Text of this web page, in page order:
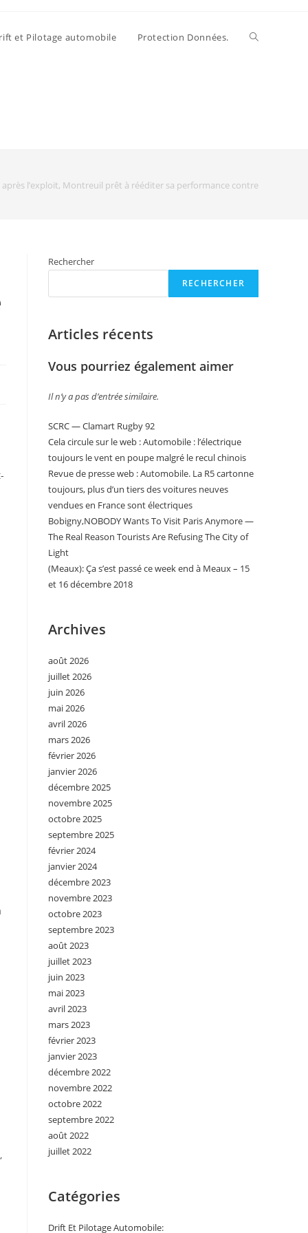
et Pilotage automobile Protection Données.
l’exploit, Montreuil prêt à rééditer sa performance contre Amiens… à
Rechercher
RECHERCHER
Articles récents
Vous pourriez également aimer
Il n’y a pas d’entrée similaire.
SCRC — Clamart Rugby 92
Cela circule sur le web : Automobile : l’électrique
toujours le vent en poupe malgré le recul chinois
Revue de presse web : Automobile. La R5 cartonne
toujours, plus d’un tiers des voitures neuves
vendues en France sont électriques
Bobigny,NOBODY Wants To Visit Paris Anymore —
The Real Reason Tourists Are Refusing The City of
Light
(Meaux): Ça s’est passé ce week end à Meaux – 15
et 16 décembre 2018
Archives
août 2026
juillet 2026
juin 2026
mai 2026
avril 2026
mars 2026
février 2026
janvier 2026
décembre 2025
novembre 2025
octobre 2025
septembre 2025
février 2024
janvier 2024
décembre 2023
novembre 2023
octobre 2023
septembre 2023
août 2023
juillet 2023
juin 2023
mai 2023
avril 2023
mars 2023
février 2023
janvier 2023
décembre 2022
novembre 2022
octobre 2022
septembre 2022
août 2022
juillet 2022
Catégories
Drift Et Pilotage Automobile: